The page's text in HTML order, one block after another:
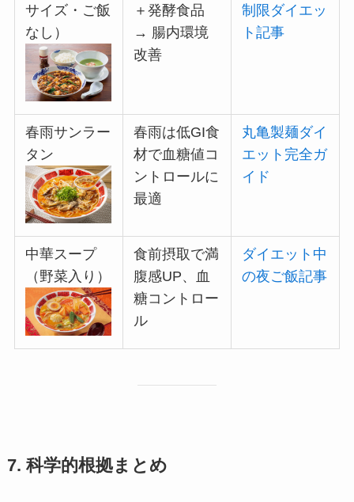
サイズ・ご飯
なし）
＋発酵食品
→ 腸内環境
改善
制限ダイエッ
ト記事
春雨サンラー
タン
春雨は低GI食
材で血糖値コ
ントロールに
最適
丸亀製麺ダイ
エット完全ガ
イド
中華スープ
（野菜入り）
食前摂取で満
腹感UP、血
糖コントロー
ル
ダイエット中
の夜ご飯記事
7. 科学的根拠まとめ